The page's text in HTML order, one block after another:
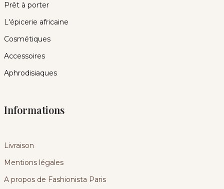
Prêt à porter
L'épicerie africaine
Cosmétiques
Accessoires
Aphrodisiaques
Informations
Livraison
Mentions légales
A propos de Fashionista Paris